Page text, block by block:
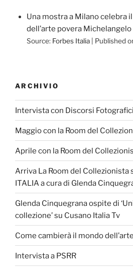
Una mostra a Milano celebra
dell’arte povera
Source: Forbes Italia Published
ARCHIVIO
Intervista con Discorsi
Maggio con la Room del
Aprile con la Room del
Arriva La Room del Collezionista
ITALIA a cura di Glenda
Glenda Cinquegrana ospite di
collezione’ su Cusano Italia Tv
Come cambierà il mondo
Intervista a PSRR